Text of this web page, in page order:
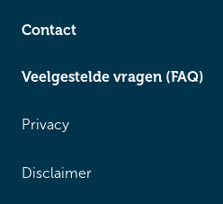
Contact
Veelgestelde vragen (FAQ)
Privacy
Disclaimer